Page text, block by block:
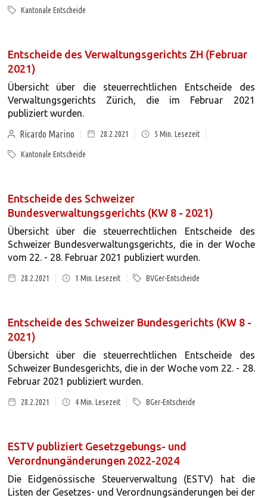
Kantonale Entscheide
Entscheide des Verwaltungsgerichts ZH (Februar
2021)
Übersicht über die steuerrechtlichen Entscheide des
Verwaltungsgerichts Zürich, die im Februar 2021
publiziert wurden.
Ricardo Marino
28.2.2021 5 Min. Lesezeit
Kantonale Entscheide
Entscheide des Schweizer
Bundesverwaltungsgerichts (KW 8 - 2021)
Übersicht über die steuerrechtlichen Entscheide des
Schweizer Bundesverwaltungsgerichts, die in der Woche
vom 22. - 28. Februar 2021 publiziert wurden.
28.2.2021 1 Min. Lesezeit BVGer-Entscheide
Entscheide des Schweizer Bundesgerichts (KW 8 -
2021)
Übersicht über die steuerrechtlichen Entscheide des
Schweizer Bundesgerichts, die in der Woche vom 22. - 28.
Februar 2021 publiziert wurden.
28.2.2021 4Min. Lesezeit BGer-Entscheide
ESTV publiziert Gesetzgebungs- und
Verordnungänderungen 2022-2024
Die Eidgenössische Steuerverwaltung (ESTV) hat die
Listen der Gesetzes- und Verordnungsänderungen bei der